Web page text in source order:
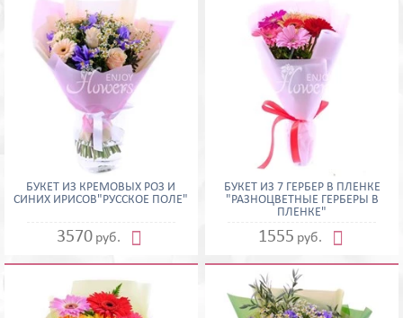
БУКЕТ ИЗ КРЕМОВЫХ РОЗ И
СИНИХ ИРИСОВ"РУССКОЕ ПОЛЕ"
3570 руб. 
БУКЕТ ИЗ 7 ГЕРБЕР В ПЛЕНКЕ
"РАЗНОЦВЕТНЫЕ ГЕРБЕРЫ В
ПЛЕНКЕ"
1555 руб. 